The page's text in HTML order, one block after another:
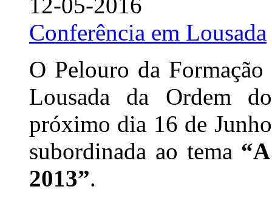
Conferência em Lousada
O Pelouro da
Lousada da Ordem
próximo dia 16 de
subordinada ao tema
2013”.